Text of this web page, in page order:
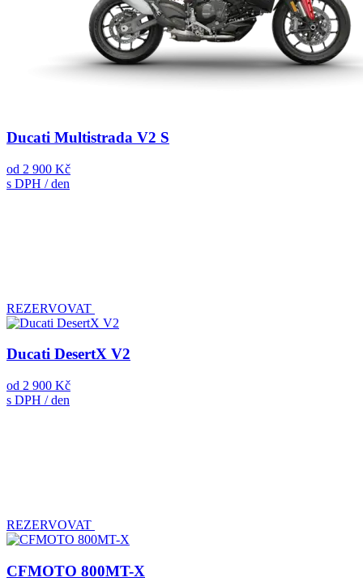
Ducati Multistrada V2 S
od 2 900 Kč
s DPH / den
REZERVOVAT
Ducati DesertX V2
od 2 900 Kč
s DPH / den
REZERVOVAT
CFMOTO 800MT-X